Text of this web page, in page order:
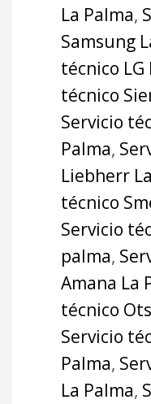
La Palma,
Samsung
técnico LG
técnico
Servicio
Palma,
Liebherr
técnico
Servicio
palma,
Amana La
técnico
Servicio
Palma,
La Palma,